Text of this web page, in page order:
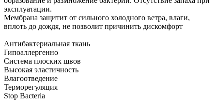
эксплуатации.
Мембрана защитит от сильного холодного ветра, влаги,
вплоть до дождя, не позволит причинить дискомфорт
Антибактериальная ткань
Гипоаллергенно
Система плоских швов
Высокая эластичность
Влагоотведение
Терморегуляция
Stop Bacteria